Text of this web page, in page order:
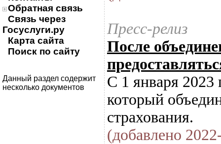
Обратная связь
Связь через
Госуслуги.ру
Карта сайта
Поиск по сайту
Данный раздел содержит
несколько документов
Пресс-релиз
После
С 1 января 2023
который
страхования.
(добавлено